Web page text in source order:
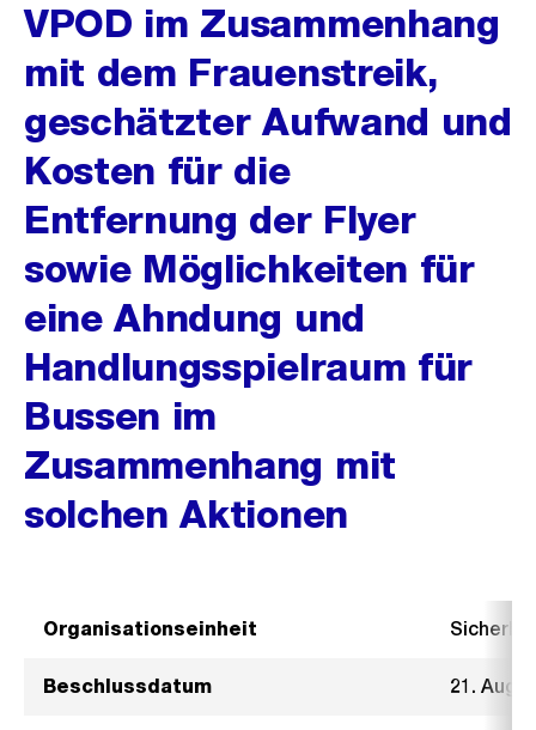
VPOD im Zusammenhang
mit dem Frauenstreik,
geschätzter Aufwand und
Kosten für die
Entfernung der Flyer
sowie Möglichkeiten für
eine Ahndung und
Handlungsspielraum für
Bussen im
Zusammenhang mit
solchen Aktionen
Organisationseinheit
Beschlussdatum 21.